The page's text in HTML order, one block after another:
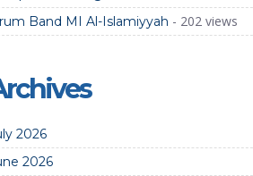
Band MI Al-Islamiyyah - 202 views
2026
2026